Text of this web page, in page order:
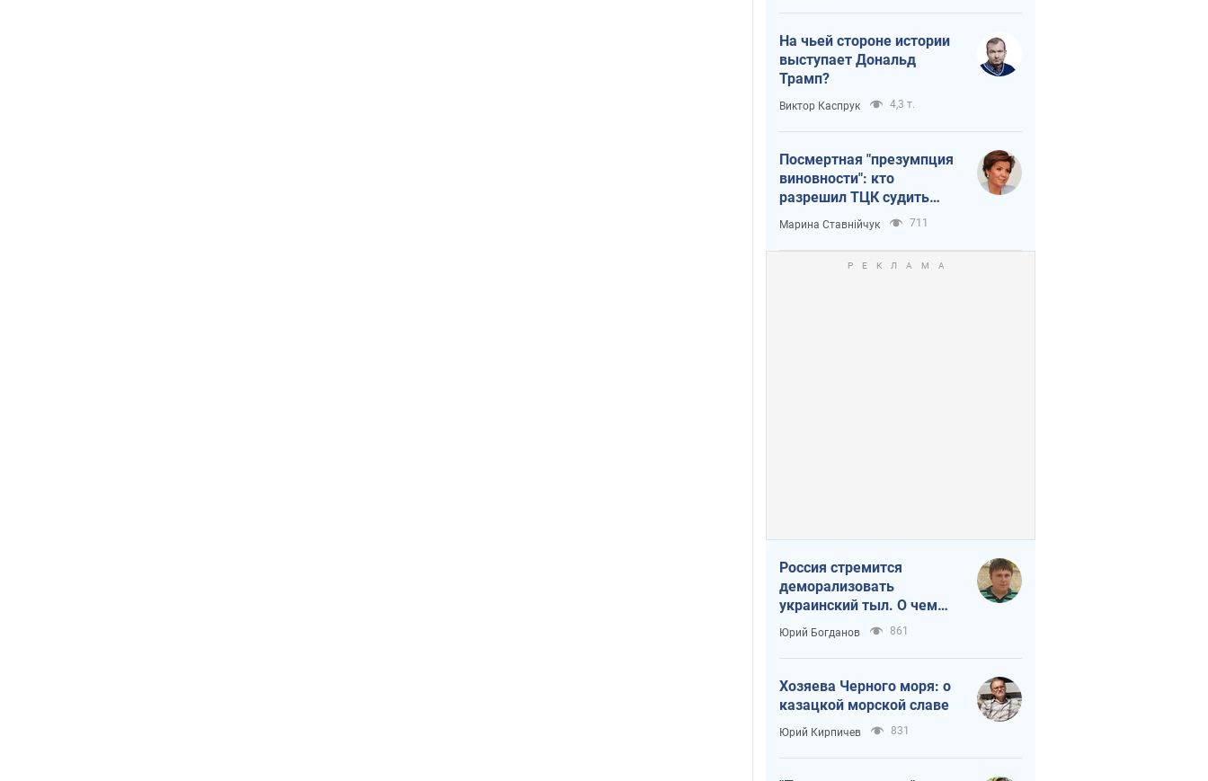
На чьей стороне истории
выступает Дональд
Трамп?
Виктор Каспрук 4,3 т.
Посмертная "презумпция
виновности": кто
разрешил ТЦК судить
погибших защитников
Марина Ставнійчук 711
Россия стремится
деморализовать
украинский тыл. О чем
стоит себе напомнить
Юрий Богданов 861
Хозяева Черного моря: о
казацкой морской славе
Юрий Кирпичев 831